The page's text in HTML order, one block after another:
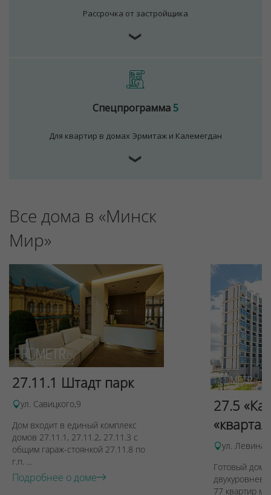
Рассрочка от застройщика
❯
Спецпрограмма5
Для квартир в домах Эрмитаж и Калемегдан
❯
Все дома в «Минск
Мир»
27.11.1 Штадт парк
ул. Савицкого,9
Дом входит в единый комплекс
домов 27.11.1, 27.11.2, 27.11.3 с
общим гараж-стоянкой 27.11.8 по
г.п. ...
Подробнее о доме
27.5
ул. Левина,
Готовый дом
77 квартир
Для обеспечения удобства пользователей сайта
Принять